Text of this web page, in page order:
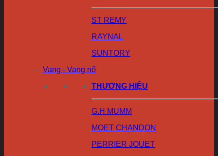
ST REMY
RAYNAL
SUNTORY
Vang - Vang nổ
THƯƠNG HIỆU
G.H MUMM
MOET CHANDON
PERRIER JOUET